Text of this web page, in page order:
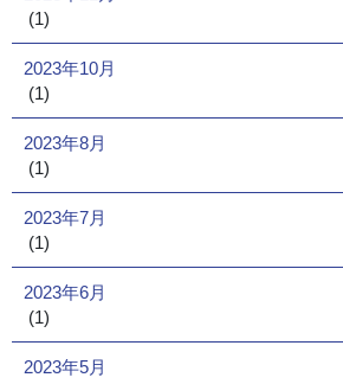
(1)
2023年10月
(1)
2023年8月
(1)
2023年7月
(1)
2023年6月
(1)
2023年5月